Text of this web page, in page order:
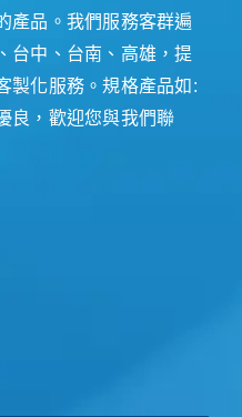
產品。我們服務客群遍
台中、台南、高雄，提
製化服務。規格產品如:
良，歡迎您與我們聯